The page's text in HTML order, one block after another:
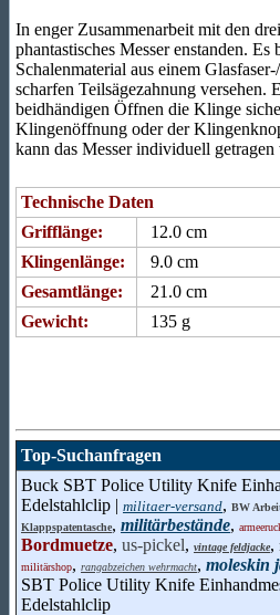
In enger Zusammenarbeit mit den
phantastisches Messer enstanden.
Schalenmaterial aus einem
scharfen Teilsägezahnung
beidhändigen Öffnen die Klinge
Klingenöffnung oder der
kann das Messer individuell getragen
Technische Daten
Grifflänge:
12.0 cm
Klingenlänge:
9.0 cm
Gesamtlänge:
21.0 cm
Gewicht:
135 g
Top-Suchanfragen
Buck SBT Police Utility Knife
Edelstahlclip | militaer-versand, BW
Klappspatentasche, militärbestände,
Bordmuetze, us-pickel, vintage feldjacke,
militärshop, rangabzeichen wehrmacht, moleskin
SBT Police Utility Knife
Edelstahlclip